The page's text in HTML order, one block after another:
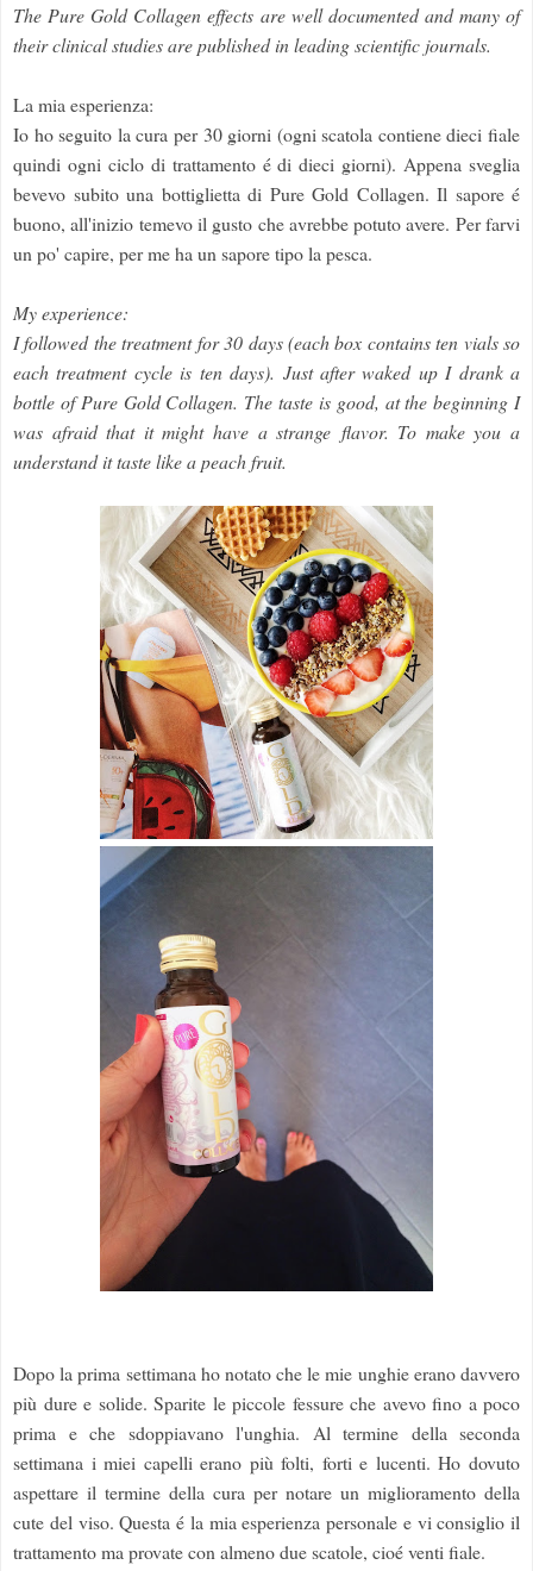
The Pure Gold Collagen effects are well documented and many of
their clinical studies are published in leading scientific journals.
La mia esperienza:
Io ho seguito la cura per 30 giorni (ogni scatola contiene dieci fiale
quindi ogni ciclo di trattamento é di dieci giorni). Appena sveglia
bevevo subito una bottiglietta di Pure Gold Collagen. Il sapore é
buono, all'inizio temevo il gusto che avrebbe potuto avere. Per farvi
un po' capire, per me ha un sapore tipo la pesca.
My experience:
I followed the treatment for 30 days (each box contains ten vials so
each treatment cycle is ten days). Just after waked up I drank a
bottle of Pure Gold Collagen. The taste is good, at the beginning I
was afraid that it might have a strange flavor. To make you a
understand it taste like a peach fruit.
Dopo la prima settimana ho notato che le mie unghie erano davvero
più dure e solide. Sparite le piccole fessure che avevo fino a poco
prima e che sdoppiavano l'unghia. Al termine della seconda
settimana i miei capelli erano più folti, forti e lucenti. Ho dovuto
aspettare il termine della cura per notare un miglioramento della
cute del viso. Questa é la mia esperienza personale e vi consiglio il
trattamento ma provate con almeno due scatole, cioé venti fiale.